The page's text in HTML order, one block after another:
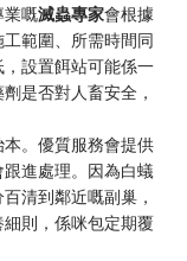
業嘅滅蟲專家會根據
範圍、所需時間同
設置餌站可能係一
是否對人畜安全，
本。優質服務會提供
進處理。因為白蟻
清到鄰近嘅副巢，
則，係咪包定期覆